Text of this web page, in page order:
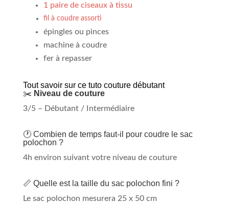
1 paire de ciseaux à tissu
fil à coudre assorti
épingles ou pinces
machine à coudre
fer à repasser
Tout savoir sur ce tuto couture débutant
✂️ Niveau de couture
3/5 – Débutant / Intermédiaire
🕐 Combien de temps faut-il pour coudre le sac
polochon ?
4h environ suivant votre niveau de couture
📏 Quelle est la taille du sac polochon fini ?
Le sac polochon mesurera 25 x 50 cm